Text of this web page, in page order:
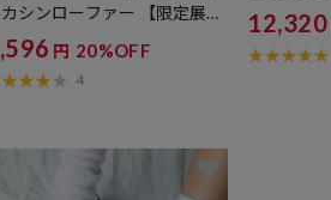
シンローファー 【限定展
円 20%OFF
4
12,320